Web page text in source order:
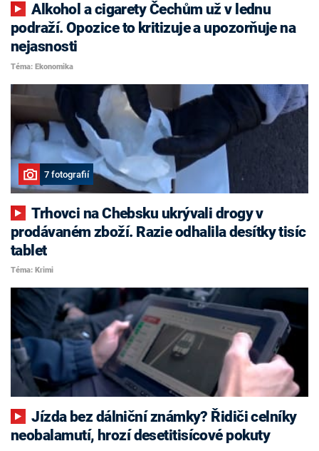
Alkohol a cigarety Čechům už v lednu
podraží. Opozice to kritizuje a upozorňuje na
nejasnosti
Téma: Ekonomika
7 fotografií
Trhovci na Chebsku ukrývali drogy v
prodávaném zboží. Razie odhalila desítky tisíc
tablet
Téma: Krimi
Jízda bez dálniční známky? Řidiči celníky
neobalamutí, hrozí desetitisícové pokuty